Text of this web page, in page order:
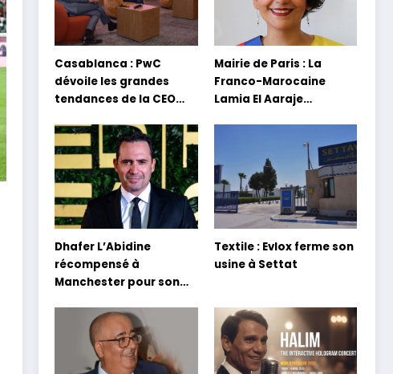
Casablanca : PwC
dévoile les grandes
tendances de la CEO
Mairie de Paris : La
Franco-Marocaine
Lamia El Aaraje
Dhafer L’Abidine
récompensé à
Manchester pour son
Textile : Evlox ferme son
usine à Settat